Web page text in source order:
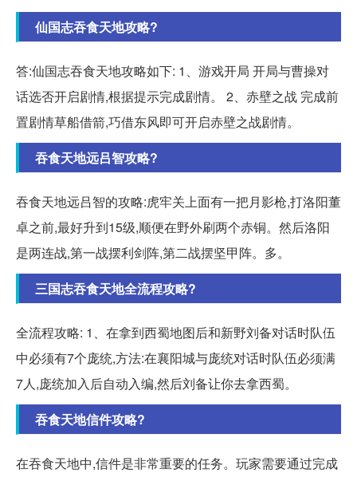
仙国志吞食天地攻略?
答:仙国志吞食天地攻略如下: 1、游戏开局 开局与曹操对
话选否开启剧情,根据提示完成剧情。 2、赤壁之战 完成前
置剧情草船借箭,巧借东风即可开启赤壁之战剧情。
吞食天地远吕智攻略?
吞食天地远吕智的攻略:虎牢关上面有一把月影枪,打洛阳董
卓之前,最好升到15级,顺便在野外刷两个赤铜。然后洛阳
是两连战,第一战摆利剑阵,第二战摆坚甲阵。多。
三国志吞食天地全流程攻略?
全流程攻略: 1、在拿到西蜀地图后和新野刘备对话时队伍
中必须有7个庞统,方法:在襄阳城与庞统对话时队伍必须满
7人,庞统加入后自动入编,然后刘备让你去拿西蜀。
吞食天地信件攻略?
在吞食天地中,信件是非常重要的任务。玩家需要通过完成